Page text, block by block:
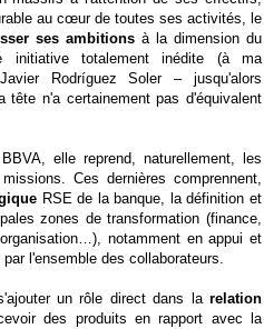
au cœur de toutes ses activités, le
ses ambitions à la dimension du
totalement inédite (à ma
Rodríguez Soler – jusqu'alors
n'a certainement pas d'équivalent
elle reprend, naturellement, les
Ces dernières comprennent,
RSE de la banque, la définition et
zones de transformation (finance,
notamment en appui et
l'ensemble des collaborateurs.
un rôle direct dans la relation
des produits en rapport avec la